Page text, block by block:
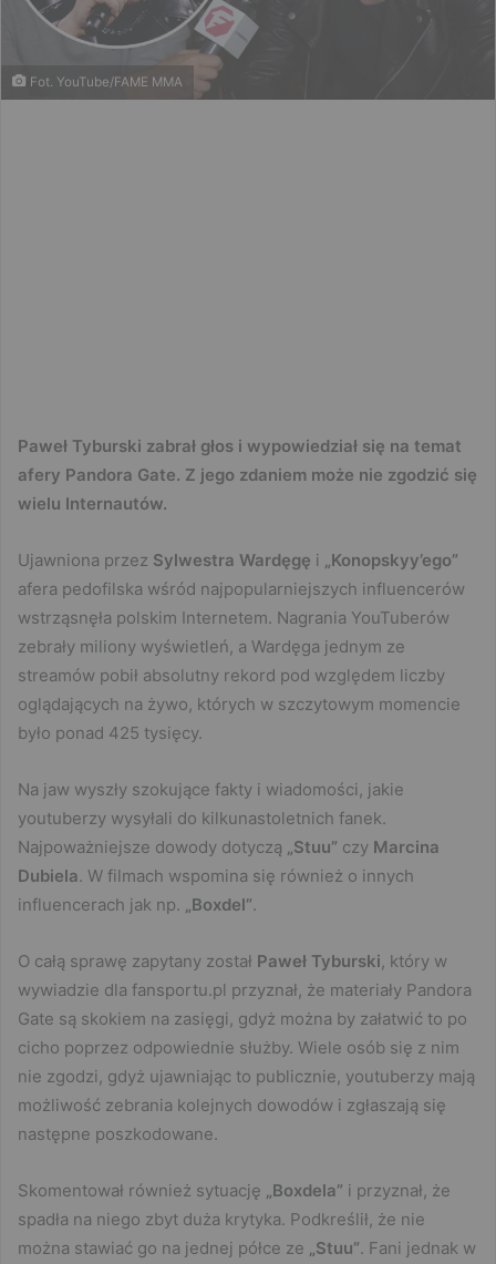
Fot. YouTube/FAME MMA
Paweł Tyburski zabrał głos i wypowiedział się na temat
afery Pandora Gate. Z jego zdaniem może nie zgodzić się
wielu Internautów.
Ujawniona przez Sylwestra Wardęgę i
„Konopskyy’ego”
afera pedofilska wśród najpopularniejszych influencerów
wstrząsnęła polskim Internetem. Nagrania YouTuberów
zebrały miliony wyświetleń, a Wardęga jednym ze
streamów pobił absolutny rekord pod względem liczby
oglądających na żywo, których w szczytowym momencie
było ponad 425 tysięcy.
Na jaw wyszły szokujące fakty i wiadomości, jakie
youtuberzy wysyłali do kilkunastoletnich fanek.
Najpoważniejsze dowody dotyczą
„Stuu” czy Marcina
Dubiela. W filmach wspomina się również o innych
influencerach jak np.
„Boxdel”.
O całą sprawę zapytany został Paweł Tyburski, który w
wywiadzie dla fansportu.pl przyznał, że materiały Pandora
Gate są skokiem na zasięgi, gdyż można by załatwić to po
cicho poprzez odpowiednie służby. Wiele osób się z nim
nie zgodzi, gdyż ujawniając to publicznie, youtuberzy mają
możliwość zebrania kolejnych dowodów i zgłaszają się
następne poszkodowane.
Skomentował również sytuację „Boxdela” i przyznał, że
spadła na niego zbyt duża krytyka. Podkreślił, że nie
można stawiać go na jednej półce ze
„Stuu”. Fani jednak w